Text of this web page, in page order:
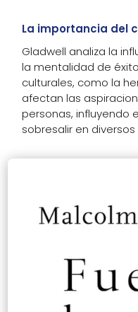
La importancia del
Gladwell analiza la
la mentalidad de
culturales, como la
afectan las
personas, influyendo
sobresalir en